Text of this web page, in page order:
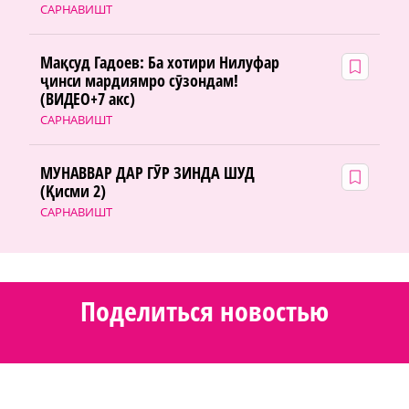
САРНАВИШТ
САРНАВИШТ
Мақсуд Гадоев: Ба хотири Нилуфар
ҷинси мардиямро сӯзондам!
(ВИДЕО+7 акс)
САРНАВИШТ
МУНАВВАР ДАР ГӮР ЗИНДА ШУД
(Қисми 2)
Поделиться новостью